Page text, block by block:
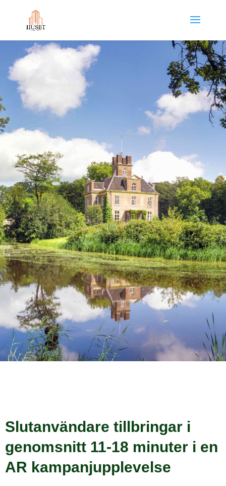
Slutanvändare tillbringar i
genomsnitt 11-18 minuter i en
AR kampanjupplevelse